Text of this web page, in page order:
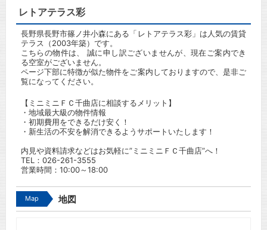
レトアテラス彩
長野県長野市篠ノ井小森にある「レトアテラス彩」は人気の賃貸
テラス（2003年築）です。
こちらの物件は、 誠に申し訳ございませんが、現在ご案内でき
る空室がございません。
ページ下部に特徴が似た物件をご案内しておりますので、是非ご
覧になってください。
【ミニミニＦＣ千曲店に相談するメリット】
・地域最大級の物件情報
・初期費用をできるだけ安く！
・新生活の不安を解消できるようサポートいたします！
内見や資料請求などはお気軽に”ミニミニＦＣ千曲店”へ！
TEL： 026-261-3555
営業時間：10:00～18:00
Map 地図